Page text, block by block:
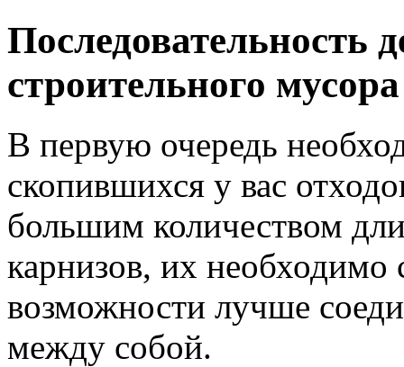
Последовательность
строительного мусора
В первую очередь
скопившихся у вас
большим количеством
карнизов, их
возможности лучше
между собой.